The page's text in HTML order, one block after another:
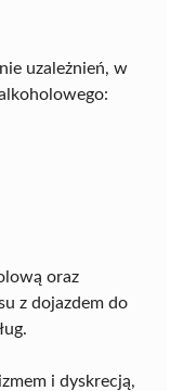
uzależnień, w
oraz
z dojazdem do
i dyskrecją,